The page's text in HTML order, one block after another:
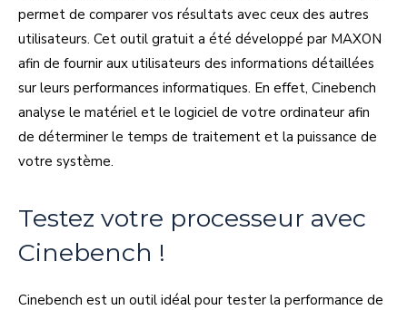
permet de comparer vos résultats avec ceux des autres
utilisateurs. Cet outil gratuit a été développé par MAXON
afin de fournir aux utilisateurs des informations détaillées
sur leurs performances informatiques. En effet, Cinebench
analyse le matériel et le logiciel de votre ordinateur afin
de déterminer le temps de traitement et la puissance de
votre système.
Testez votre processeur avec
Cinebench !
Cinebench est un outil idéal pour tester la performance de